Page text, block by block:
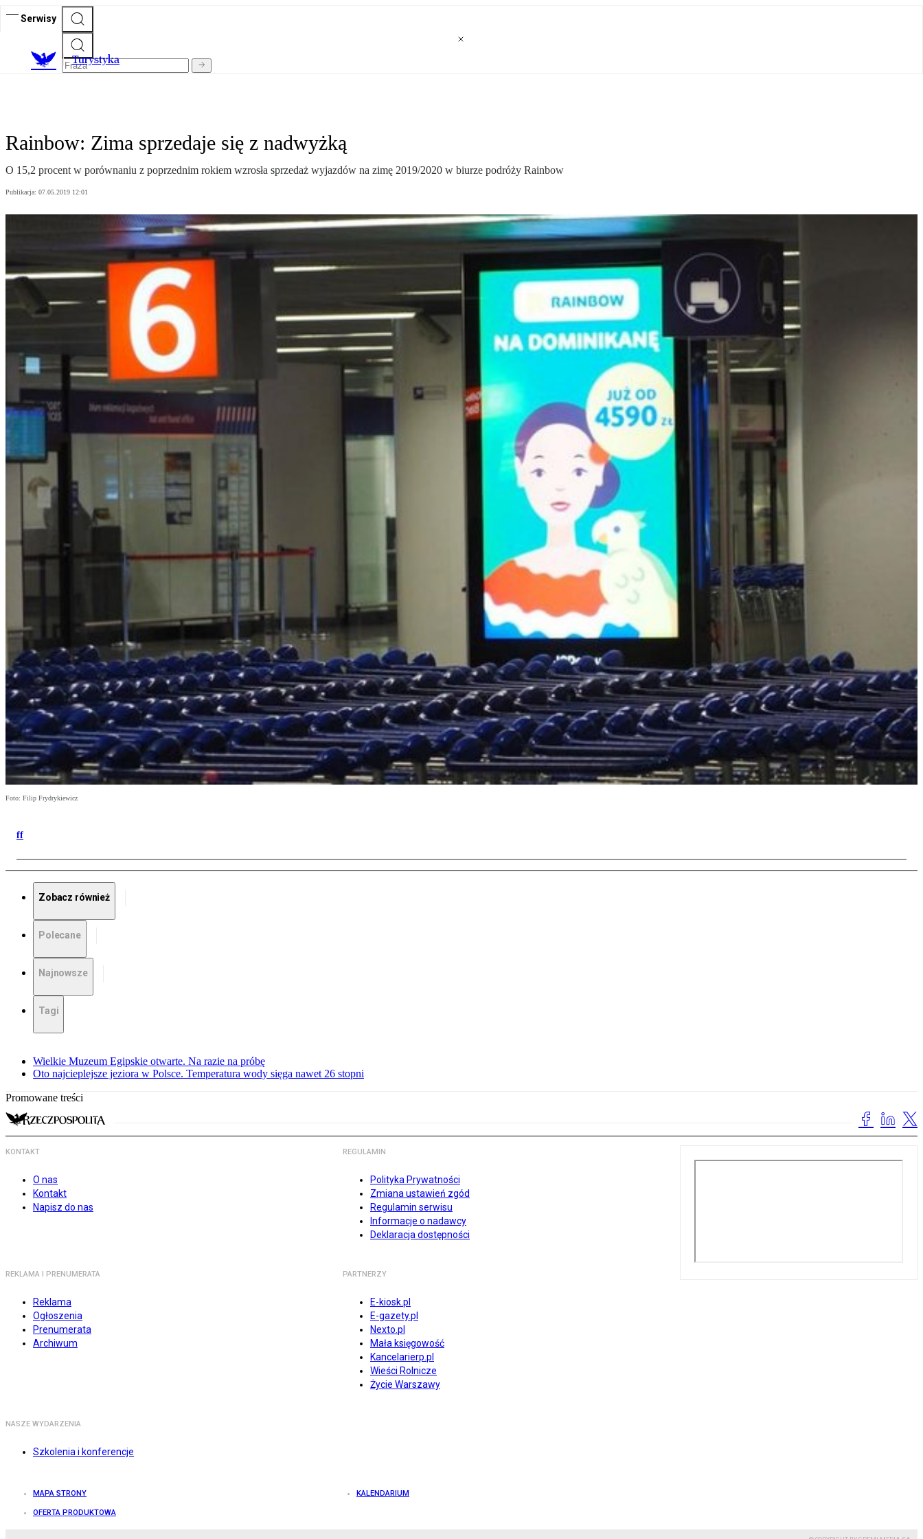
Serwisy
Turystyka
Rainbow: Zima sprzedaje się z nadwyżką
O 15,2 procent w porównaniu z poprzednim rokiem wzrosła sprzedaż wyjazdów na zimę 2019/2020 w biurze podróży Rainbow
Publikacja: 07.05.2019 12:01
Foto: Filip Frydrykiewicz
ff
Zobacz również
Polecane
Najnowsze
Tagi
Wielkie Muzeum Egipskie otwarte. Na razie na próbę
Oto najcieplejsze jeziora w Polsce. Temperatura wody sięga nawet 26 stopni
Promowane treści
KONTAKT
O nas
Kontakt
Napisz do nas
REGULAMIN
Polityka Prywatności
Zmiana ustawień zgód
Regulamin serwisu
Informacje o nadawcy
Deklaracja dostępności
REKLAMA I PRENUMERATA
Reklama
Ogłoszenia
Prenumerata
Archiwum
PARTNERZY
E-kiosk.pl
E-gazety.pl
Nexto.pl
Mała księgowość
Kancelarierp.pl
Wieści Rolnicze
Życie Warszawy
NASZE WYDARZENIA
Szkolenia i konferencje
MAPA STRONY KALENDARIUM
OFERTA PRODUKTOWA